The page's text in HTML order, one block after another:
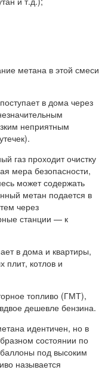
метана в этой смеси
в дома через
неприятным
газ проходит очистку
мера безопасности,
может содержать
метан подается в
через
станции — к
в дома и квартиры,
плит, котлов и
топливо (ГМТ),
дешевле бензина.
идентичен, но в
состоянии по
под высоким
называется